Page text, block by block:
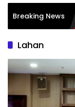
Breaking News
Gubsu Kembali
Nias, Pastikan
Berkelanjutan
Lahan